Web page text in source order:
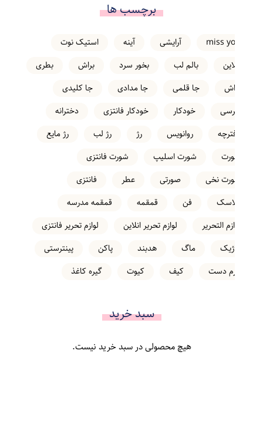
برچسب ها
miss you آرایشی آینه
استیک نوت
انلاین
بالم لب بخور سرد براش
بطری
تراش
جا قلمی جا مدادی
جا کلیدی
خرسی
خودکار خودکار فانتزی
دخترانه
دفترچه
روانویس رژ رژ لب
رژ مایع
شورت
شورت اسلیپ
شورت فانتزی
شورت نخی
صورتی عطر
فانتزی
فلاسک
فن قمقمه
قمقمه مدرسه
لوازم التحریر
لوازم تحریر انلاین
لوازم تحریر فانتزی
ماژیک
ماگ هدبند پاکن
پینترستی
کرم دست
کیف کیوت گیره کاغذ
سبد خرید
هیچ محصولی در سبد خرید نیست.